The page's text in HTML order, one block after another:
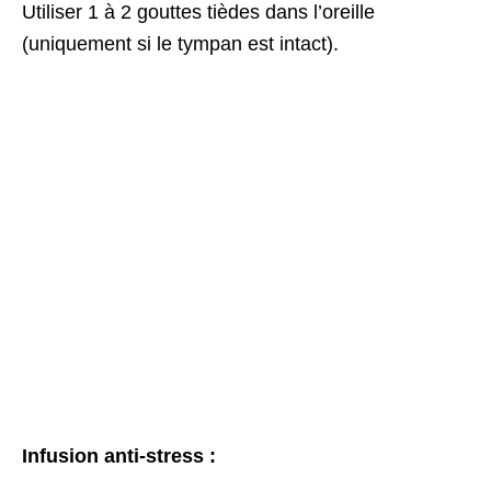
Utiliser 1 à 2 gouttes tièdes dans l’oreille
(uniquement si le tympan est intact).
Infusion anti-stress :